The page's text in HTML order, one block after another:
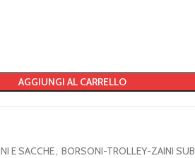
AGGIUNGI AL CARRELLO
E SACCHE, BORSONI-TROLLEY-ZAINI SUB